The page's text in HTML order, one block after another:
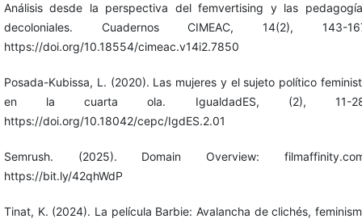
Análisis desde la perspectiva del femvertising y las
decoloniales. Cuadernos CIMEAC, 14(2), 143-
https://doi.org/10.18554/cimeac.v14i2.7850
Posada-Kubissa, L. (2020). Las mujeres y el sujeto político
en la cuarta ola. IgualdadES, (2), 11-
https://doi.org/10.18042/cepc/IgdES.2.01
Semrush. (2025). Domain Overview:
https://bit.ly/42qhWdP
Tinat, K. (2024). La película Barbie: Avalancha de clichés,